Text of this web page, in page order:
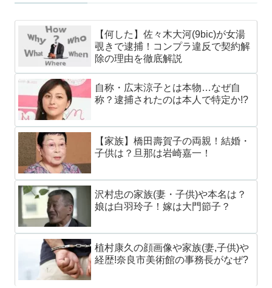
【何した】佐々木大河(9bic)が女湯
覗きで逮捕！コンプラ違反で契約解
除の理由を徹底解説
自称・広末涼子とは本物…なぜ自
称？逮捕されたのは本人で特定か!?
【家族】橋田壽賀子の両親！結婚・
子供は？旦那は岩崎嘉一！
沢村忠の家族(妻・子供)や本名は？
娘は白羽玲子！嫁は大門節子？
植村康久の顔画像や家族(妻,子供)や
経歴!奈良市美術館の事務長がなぜ?